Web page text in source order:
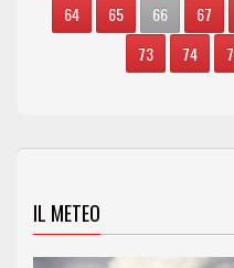
64
65 66 67
73
74
IL METEO